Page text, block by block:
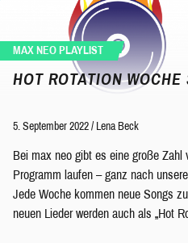
MAX NEO PLAYLIST
HOT ROTATION WOCHE
5. September 2022 / Lena Beck
Bei max neo gibt es eine große Zahl
Programm laufen – ganz nach
Jede Woche kommen neue Songs
neuen Lieder werden auch als „Hot